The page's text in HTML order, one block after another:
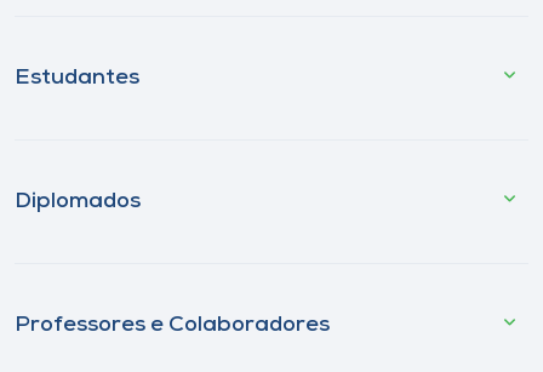
Estudantes
Diplomados
Professores e Colaboradores